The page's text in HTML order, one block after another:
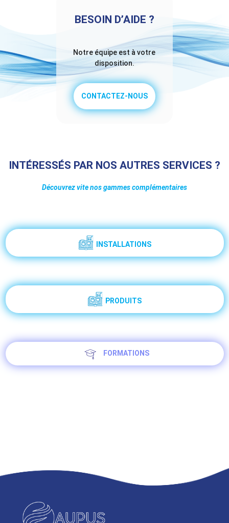
BESOIN D’AIDE ?
Notre équipe est à votre
disposition.
CONTACTEZ-NOUS
INTÉRESSÉS PAR NOS AUTRES SERVICES ?
Découvrez vite nos gammes complémentaires
INSTALLATIONS
PRODUITS
FORMATIONS